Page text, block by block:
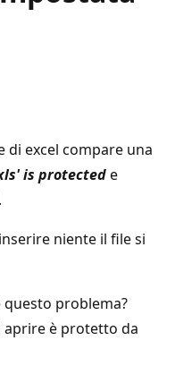
di excel compare una
is protectede
niente il file si
problema?
aprire è protetto da